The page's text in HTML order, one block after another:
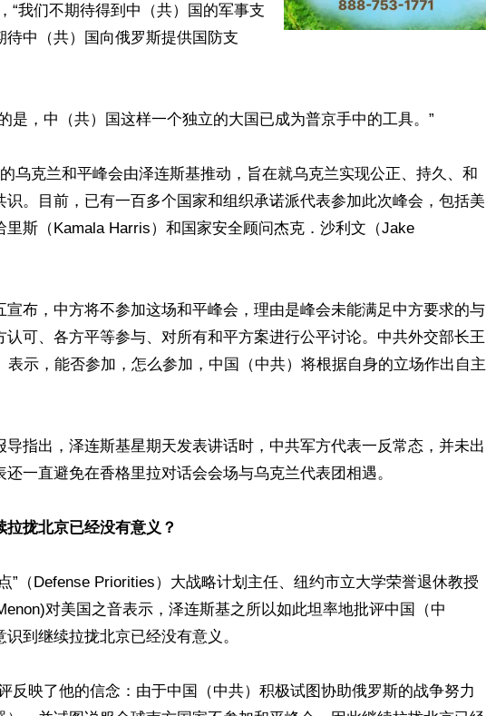
“我们不期待得到中（共）国的军事支
中（共）国向俄罗斯提供国防支
是，中（共）国这样一个独立的大国已成为普京手中的工具。”
乌克兰和平峰会由泽连斯基推动，旨在就乌克兰实现公正、持久、和
识。目前，已有一百多个国家和组织承诺派代表参加此次峰会，包括美
里斯（Kamala Harris）和国家安全顾问杰克．沙利文（Jake
宣布，中方将不参加这场和平峰会，理由是峰会未能满足中方要求的与
认可、各方平等参与、对所有和平方案进行公平讨论。中共外交部长王
表示，能否参加，怎么参加，中国（中共）将根据自身的立场作出自主
导指出，泽连斯基星期天发表讲话时，中共军方代表一反常态，并未出
还一直避免在香格里拉对话会会场与乌克兰代表团相遇。
拢北京已经没有意义？
”（Defense Priorities）大战略计划主任、纽约市立大学荣誉退休教授
对美国之音表示，泽连斯基之所以如此坦率地批评中国（中
到继续拉拢北京已经没有意义。
反映了他的信念：由于中国（中共）积极试图协助俄罗斯的战争努力